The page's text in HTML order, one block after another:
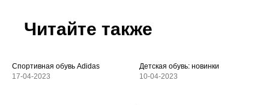
Читайте также
Спортивная обувь Adidas
17-04-2023
Детская обувь: новинки
10-04-2023